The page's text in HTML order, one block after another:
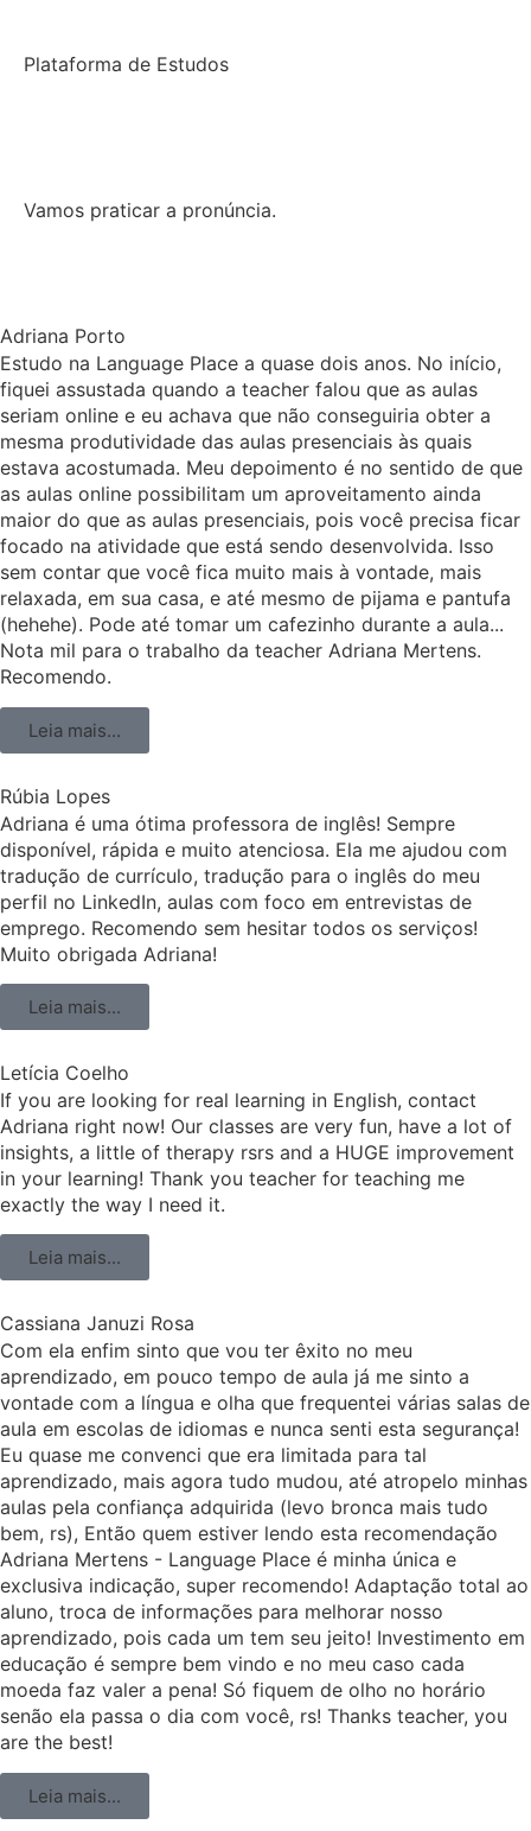
Plataforma de Estudos
Vamos praticar a pronúncia.
Adriana Porto
Estudo na Language Place a quase dois anos. No início,
fiquei assustada quando a teacher falou que as aulas
seriam online e eu achava que não conseguiria obter a
mesma produtividade das aulas presenciais às quais
estava acostumada. Meu depoimento é no sentido de que
as aulas online possibilitam um aproveitamento ainda
maior do que as aulas presenciais, pois você precisa ficar
focado na atividade que está sendo desenvolvida. Isso
sem contar que você fica muito mais à vontade, mais
relaxada, em sua casa, e até mesmo de pijama e pantufa
(hehehe). Pode até tomar um cafezinho durante a aula...
Nota mil para o trabalho da teacher Adriana Mertens.
Recomendo.
Leia mais...
Rúbia Lopes
Adriana é uma ótima professora de inglês! Sempre
disponível, rápida e muito atenciosa. Ela me ajudou com
tradução de currículo, tradução para o inglês do meu
perfil no LinkedIn, aulas com foco em entrevistas de
emprego. Recomendo sem hesitar todos os serviços!
Muito obrigada Adriana!
Leia mais...
Letícia Coelho
If you are looking for real learning in English, contact
Adriana right now! Our classes are very fun, have a lot of
insights, a little of therapy rsrs and a HUGE improvement
in your learning! Thank you teacher for teaching me
exactly the way I need it.
Leia mais...
Cassiana Januzi Rosa
Com ela enfim sinto que vou ter êxito no meu
aprendizado, em pouco tempo de aula já me sinto a
vontade com a língua e olha que frequentei várias salas de
aula em escolas de idiomas e nunca senti esta segurança!
Eu quase me convenci que era limitada para tal
aprendizado, mais agora tudo mudou, até atropelo minhas
aulas pela confiança adquirida (levo bronca mais tudo
bem, rs), Então quem estiver lendo esta recomendação
Adriana Mertens - Language Place é minha única e
exclusiva indicação, super recomendo! Adaptação total ao
aluno, troca de informações para melhorar nosso
aprendizado, pois cada um tem seu jeito! Investimento em
educação é sempre bem vindo e no meu caso cada
moeda faz valer a pena! Só fiquem de olho no horário
senão ela passa o dia com você, rs! Thanks teacher, you
are the best!
Leia mais...